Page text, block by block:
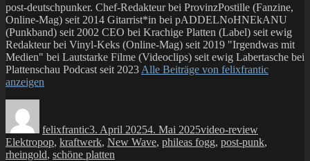
post-deutschpunker. Chef-Redakteur bei ProvinzPostille (Fanzine,
Online-Mag) seit 2014 Gitarrist*in bei pADDELNoHNEkANU
(Punkband) seit 2002 CEO bei Krachige Platten (Label) seit ewig
Redakteur bei Vinyl-Keks (Online-Mag) seit 2019 "Irgendwas mit
Medien" bei Lautstarke Filme (Videoclips) seit ewig Labertasche bei
Plattenschau Podcast seit 2023 Alle Beiträge von felixfrantic
anzeigen
felixfrantic3. April 20254. Mai 2025video-review
Elektropop, kraftwerk, New Wave, phileas fogg, post-punk,
rheingold, schöne platten